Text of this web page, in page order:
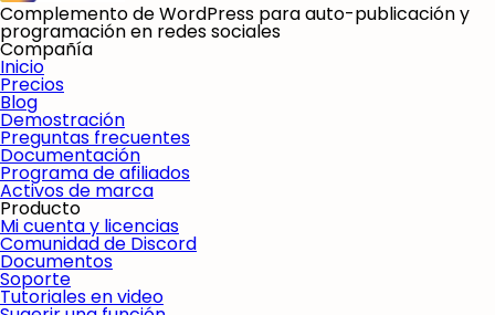
Complemento de WordPress para auto-publicación y
programación en redes sociales
Compañía
Inicio
Precios
Blog
Demostración
Preguntas frecuentes
Documentación
Programa de afiliados
Activos de marca
Producto
Mi cuenta y licencias
Comunidad de Discord
Documentos
Soporte
Tutoriales en video